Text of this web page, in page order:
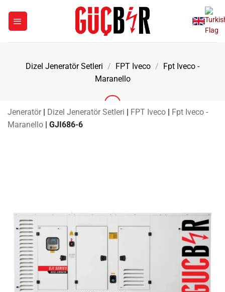
Dizel Jeneratör Setleri / FPT Iveco / Fpt Iveco -
Maranello
Jeneratör | Dizel Jeneratör Setleri | FPT Iveco | Fpt Iveco -
Maranello | GJI686-6